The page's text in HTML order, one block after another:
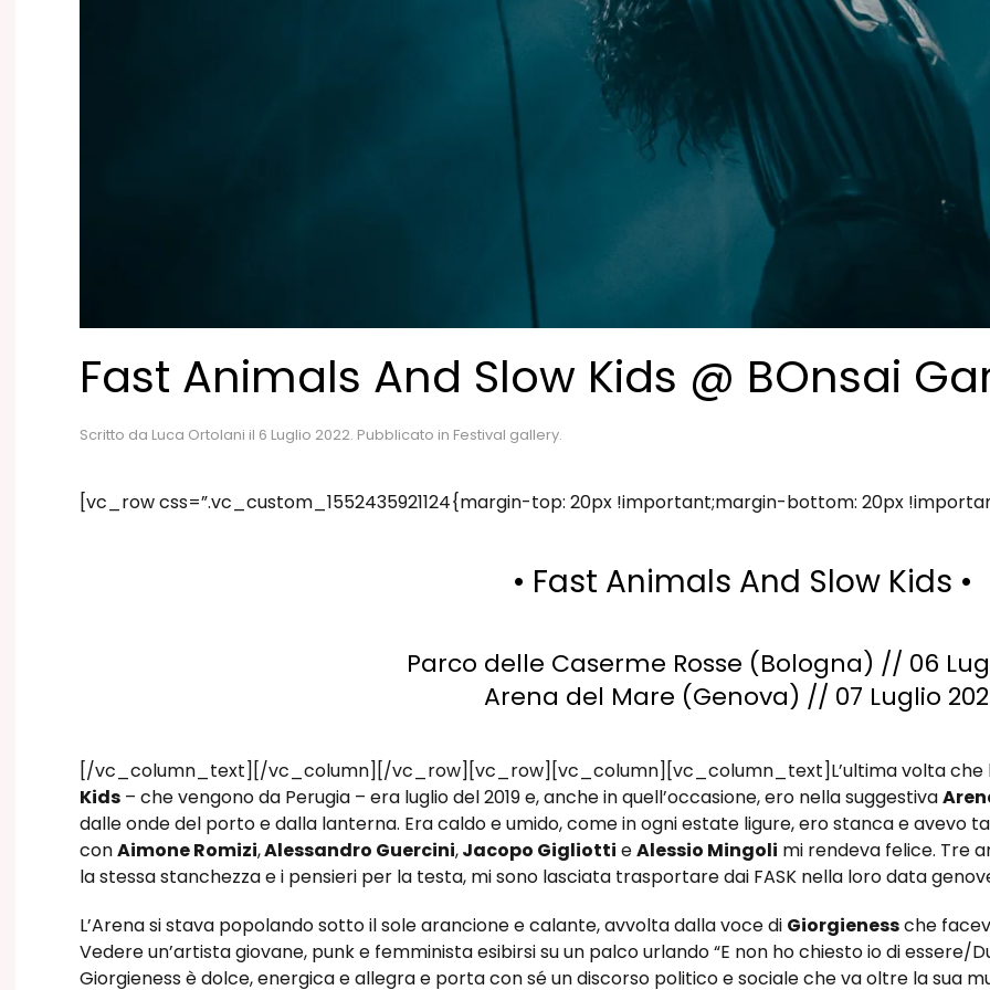
Fast Animals And Slow Kids @ BOnsai
Scritto da Luca Ortolani il 6 Luglio 2022. Pubblicato in Festival gallery.
[vc_row css=”.vc_custom_1552435921124{margin-top: 20px !important;margin-bottom: 20px
• Fast Animals And Slow Kids •
Parco delle Caserme Rosse (Bologna) // 06
Arena del Mare (Genova) // 07 Luglio
[/vc_column_text][/vc_column][/vc_row][vc_row][vc_column][vc_column_text]L’ultima volta che
Kids – che vengono da Perugia – era luglio del 2019 e, anche in quell’occasione, ero nella suggestiva
dalle onde del porto e dalla lanterna. Era caldo e umido, come in ogni estate ligure, ero stanca e avevo
conAimone Romizi,Alessandro Guercini,Jacopo Gigliotti eAlessio Mingoli mi rendeva felice. Tre
la stessa stanchezza e i pensieri per la testa, mi sono lasciata trasportare dai FASK nella loro data
L’Arena si stava popolando sotto il sole arancione e calante, avvolta dalla voce di Giorgienessche
Vedere un’artista giovane, punk e femminista esibirsi su un palco urlando “E non ho chiesto io di essere/
Giorgieness è dolce, energica e allegra e porta con sé un discorso politico e sociale che va oltre la sua